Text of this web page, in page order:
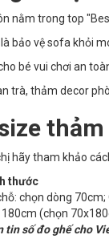
nằm trong top
bảo vệ sofa khỏi
bé vui chơi an
trà, thảm decor
hãy tham khảo
thước
chọn dòng
(chọn
tin số đo ghế cho